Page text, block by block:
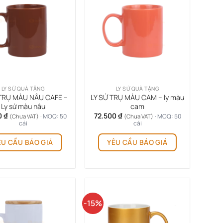
độ
LY SỨ QUÀ TẶNG
MÀU NÂU CAFE –
Ly sứ màu nâu
₫ (Chưa VAT) · MOQ: 50
cái
CẦU BÁO GIÁ
LY SỨ QUÀ TẶNG
LY SỨ TRỤ MÀU CAM – ly màu
cam
72.500 ₫ (Chưa VAT) · MOQ: 50
cái
YÊU CẦU BÁO GIÁ
-15%